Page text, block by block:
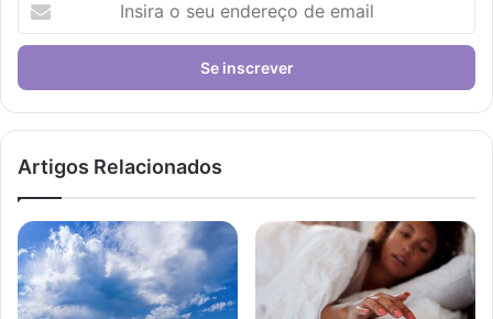
seu
de
email
Artigos Relacionados